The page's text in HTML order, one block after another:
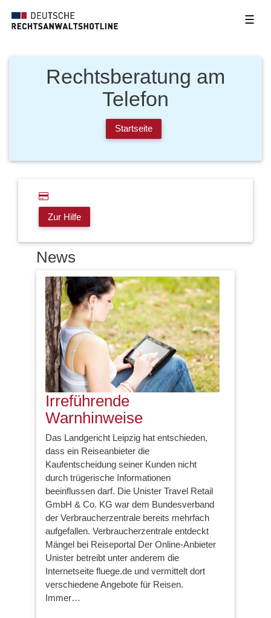
☰
Rechtsberatung am
Telefon
Startseite
Zur Hilfe
News
Irreführende
Warnhinweise
Das Landgericht Leipzig hat entschieden,
dass ein Reiseanbieter die
Kaufentscheidung seiner Kunden nicht
durch trügerische Informationen
beeinflussen darf. Die Unister Travel Retail
GmbH & Co. KG war dem Bundesverband
der Verbraucherzentrale bereits mehrfach
aufgefallen. Verbraucherzentrale entdeckt
Mängel bei Reiseportal Der Online-Anbieter
Unister betreibt unter anderem die
Internetseite fluege.de und vermittelt dort
verschiedene Angebote für Reisen.
Immer…